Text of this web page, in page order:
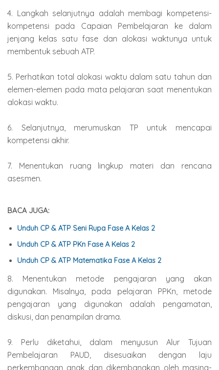
4. Langkah selanjutnya adalah membagi kompetensi-
kompetensi pada Capaian Pembelajaran ke dalam
jenjang kelas satu fase dan alokasi waktunya untuk
membentuk sebuah ATP.
5. Perhatikan total alokasi waktu dalam satu tahun dan
elemen-elemen pada mata pelajaran saat menentukan
alokasi waktu.
6. Selanjutnya, merumuskan TP untuk mencapai
kompetensi akhir.
7. Menentukan ruang lingkup materi dan rencana
asesmen.
BACA JUGA:
Unduh CP & ATP Seni Rupa Fase A Kelas 2
Unduh CP & ATP PKn Fase A Kelas 2
Unduh CP & ATP Matematika Fase A Kelas 2
8. Menentukan metode pengajaran yang akan
digunakan. Misalnya, pada pelajaran PPKn, metode
pengajaran yang digunakan adalah pengamatan,
diskusi, dan penampilan drama.
9. Perlu diketahui, dalam menyusun Alur Tujuan
Pembelajaran PAUD, disesuaikan dengan laju
perkembangan anak dan dikembangkan oleh masing-